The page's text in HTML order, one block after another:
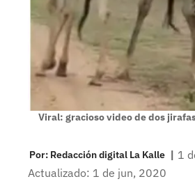
Viral: gracioso video de dos
Por: Redacción digital La Kalle | 1
Actualizado: 1 de jun, 2020